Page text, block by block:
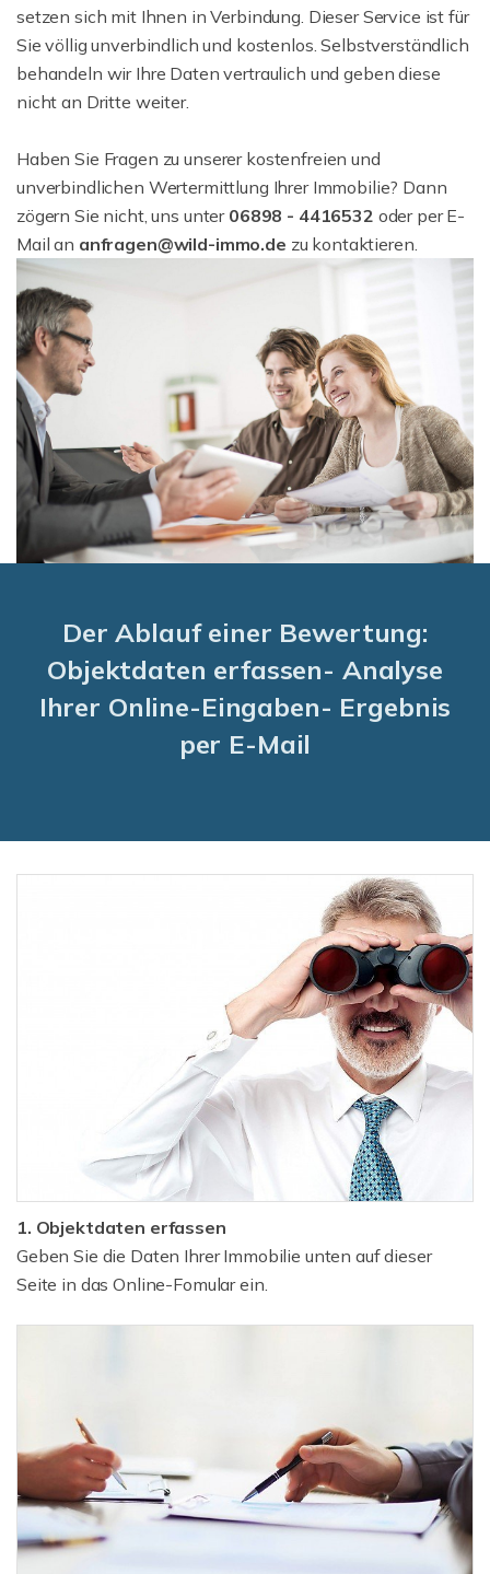
setzen sich mit Ihnen in Verbindung. Dieser Service ist für
Sie völlig unverbindlich und kostenlos. Selbstverständlich
behandeln wir Ihre Daten vertraulich und geben diese
nicht an Dritte weiter.
Haben Sie Fragen zu unserer kostenfreien und
unverbindlichen Wertermittlung Ihrer Immobilie? Dann
zögern Sie nicht, uns unter 06898 - 4416532 oder per E-
Mail an anfragen@wild-immo.de zu kontaktieren.
Der Ablauf einer Bewertung:
Objektdaten erfassen- Analyse
Ihrer Online-Eingaben- Ergebnis
per E-Mail
1. Objektdaten erfassen
Geben Sie die Daten Ihrer Immobilie unten auf dieser
Seite in das Online-Fomular ein.